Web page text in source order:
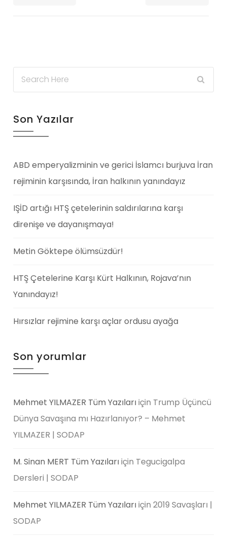
Son Yazılar
ABD emperyalizminin ve gerici İslamcı burjuva İran
rejiminin karşısında, İran halkının yanındayız
IŞİD artığı HTŞ çetelerinin saldırılarına karşı
direnişe ve dayanışmaya!
Metin Göktepe ölümsüzdür!
HTŞ Çetelerine Karşı Kürt Halkının, Rojava’nın
Yanındayız!
Hırsızlar rejimine karşı açlar ordusu ayağa
Son yorumlar
Mehmet YILMAZER Tüm Yazılarıiçin Trump Üçüncü
Dünya Savaşına mı Hazırlanıyor? – Mehmet
YILMAZER | SODAP
M. Sinan MERT Tüm Yazılarıiçin Tegucigalpa
Dersleri | SODAP
Mehmet YILMAZER Tüm Yazılarıiçin2019 Savaşları |
SODAP